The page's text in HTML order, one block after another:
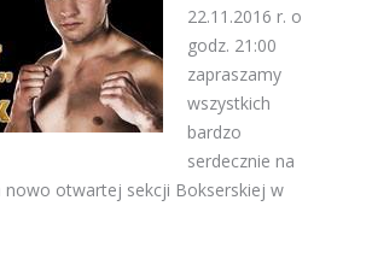
22.11.2016 r. o
godz. 21:00
zapraszamy
wszystkich
bardzo
serdecznie na
nowo otwartej sekcji Bokserskiej w